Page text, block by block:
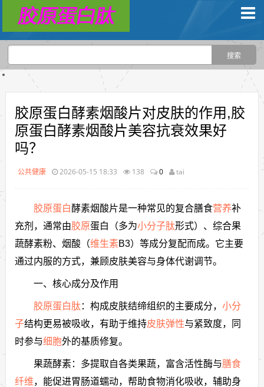
胶原蛋白酵素烟酸片对皮肤的作用,胶
原蛋白酵素烟酸片美容抗衰效果好
吗？
公共健康 2026-05-15 18:33 138 0 tai
胶原蛋白酵素烟酸片是一种常见的复合膳食营养补
充剂，通常由胶原蛋白（多为小分子肽形式）、综合果
蔬酵素粉、烟酸（维生素B3）等成分复配而成。它主要
通过内服的方式，兼顾皮肤美容与身体代谢调节。
一、核心成分及作用
胶原蛋白肽：构成皮肤结缔组织的主要成分， 小分
子结构更易被吸收，有助于维持皮肤弹性与紧致度，同
时参与细胞外的基质修复。
果蔬酵素：多提取自各类果蔬，富含活性酶与膳食
纤维，能促进胃肠道蠕动，帮助食物消化吸收，辅助身